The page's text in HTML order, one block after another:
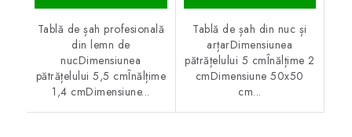
Tablă de șah profesională
din lemn de
nucDimensiunea
pătrățelului 5,5 cmÎnălțime
1,4 cmDimensiune...
Tablă de șah din nuc și
arțarDimensiunea
pătrățelului 5 cmÎnălțime 2
cmDimensiune 50x50
cm...